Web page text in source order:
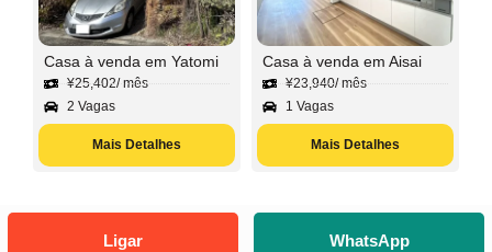
Casa à venda em Yatomi
¥25,402/ mês
2 Vagas
Mais Detalhes
Casa à venda em Aisai
¥23,940/ mês
1 Vagas
Mais Detalhes
Ligar WhatsApp